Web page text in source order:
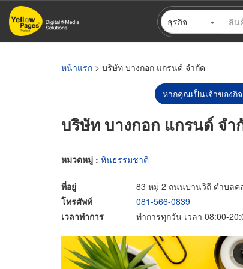
ข้าม
ไป
ธุรกิจ
หน้าแรก > บริษัท บางกอก แกรนด์ จำกัด
หากคุณเป็นเจ้าของกิ
บริษัท บางกอก แกรนด์ จำ
หมวดหมู่ : หินธรรมชาติ
ที่อยู่
83 หมู่ 2 ถนนปานวิถี ตำบลค
โทรศัพท์
081-566-0839
เวลาทำการ
ทำการทุกวัน เวลา 08:00-